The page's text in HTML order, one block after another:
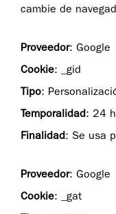
cambie de
Proveedor: Google
Cookie: _gid
Tipo:
Temporalidad: 24
Finalidad: Se usa
Proveedor: Google
Cookie: _gat